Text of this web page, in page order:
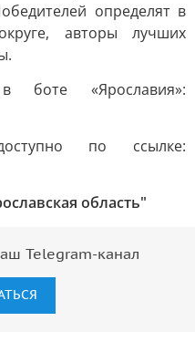
определят в
авторы лучших
боте «Ярославия»:
по ссылке:
область"
Telegram-канал